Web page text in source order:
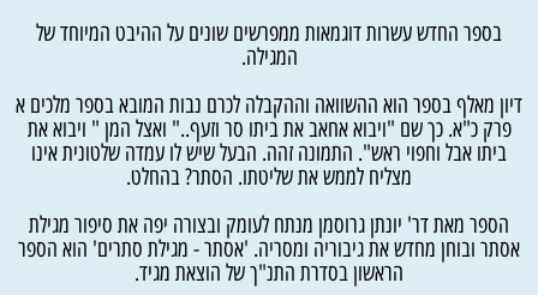
בספר החדש עשרות דוגמאות ממפרשים שונים על ההיבט המיוחד של
המגילה.
דיון מאלף בספר הוא ההשוואה וההקבלה לכרם נבות המובא בספר מלכים א
פרק כ"א. כך שם "ויבוא אחאב את ביתו סר וזעף.." ואצל המן " ויבוא את
ביתו אבל וחפוי ראש". התמונה זהה. הבעל שיש לו עמדה שלטונית אינו
מצליח לממש את שליטתו. הסתר? בהחלט.
הספר מאת דר' יונתן גרוסמן מנתח לעומק ובצורה יפה את סיפור מגילת
אסתר ובוחן מחדש את גיבוריה ומסריה. 'אסתר - מגילת סתרים' הוא הספר
הראשון בסדרת התנ"ך של הוצאת מגיד.